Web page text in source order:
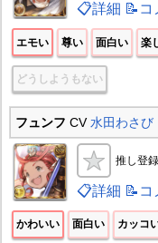
📋詳細 📝コ
エモい 尊い 面白い 楽
どうしようもない
フュンフ CV水田わさび
推し登
📋詳細 📝コ
かわいい 面白い カッコ